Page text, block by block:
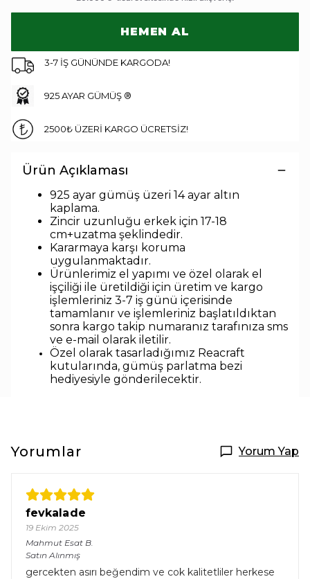
HEMEN AL
3-7 İŞ GÜNÜNDE KARGODA!
925 AYAR GÜMÜŞ ®
2500₺ ÜZERİ KARGO ÜCRETSİZ!
Ürün Açıklaması
925 ayar gümüş üzeri 14 ayar altın
kaplama.
Zincir uzunluğu erkek için 17-18
cm+uzatma şeklindedir.
Kararmaya karşı koruma
uygulanmaktadır.
Ürünlerimiz el yapımı ve özel olarak el
işçiliği ile üretildiği için üretim ve kargo
işlemleriniz 3-7 iş günü içerisinde
tamamlanır ve işlemleriniz başlatıldıktan
sonra kargo takip numaranız tarafınıza sms
ve e-mail olarak iletilir.
Özel olarak tasarladığımız Reacraft
kutularında, gümüş parlatma bezi
hediyesiyle gönderilecektir.
Yorumlar Yorum Yap
fevkalade
19 Ekim 2025
Mahmut Esat B.
Satın Alınmış
gercekten asırı beğendim ve cok kalitetliler herkese